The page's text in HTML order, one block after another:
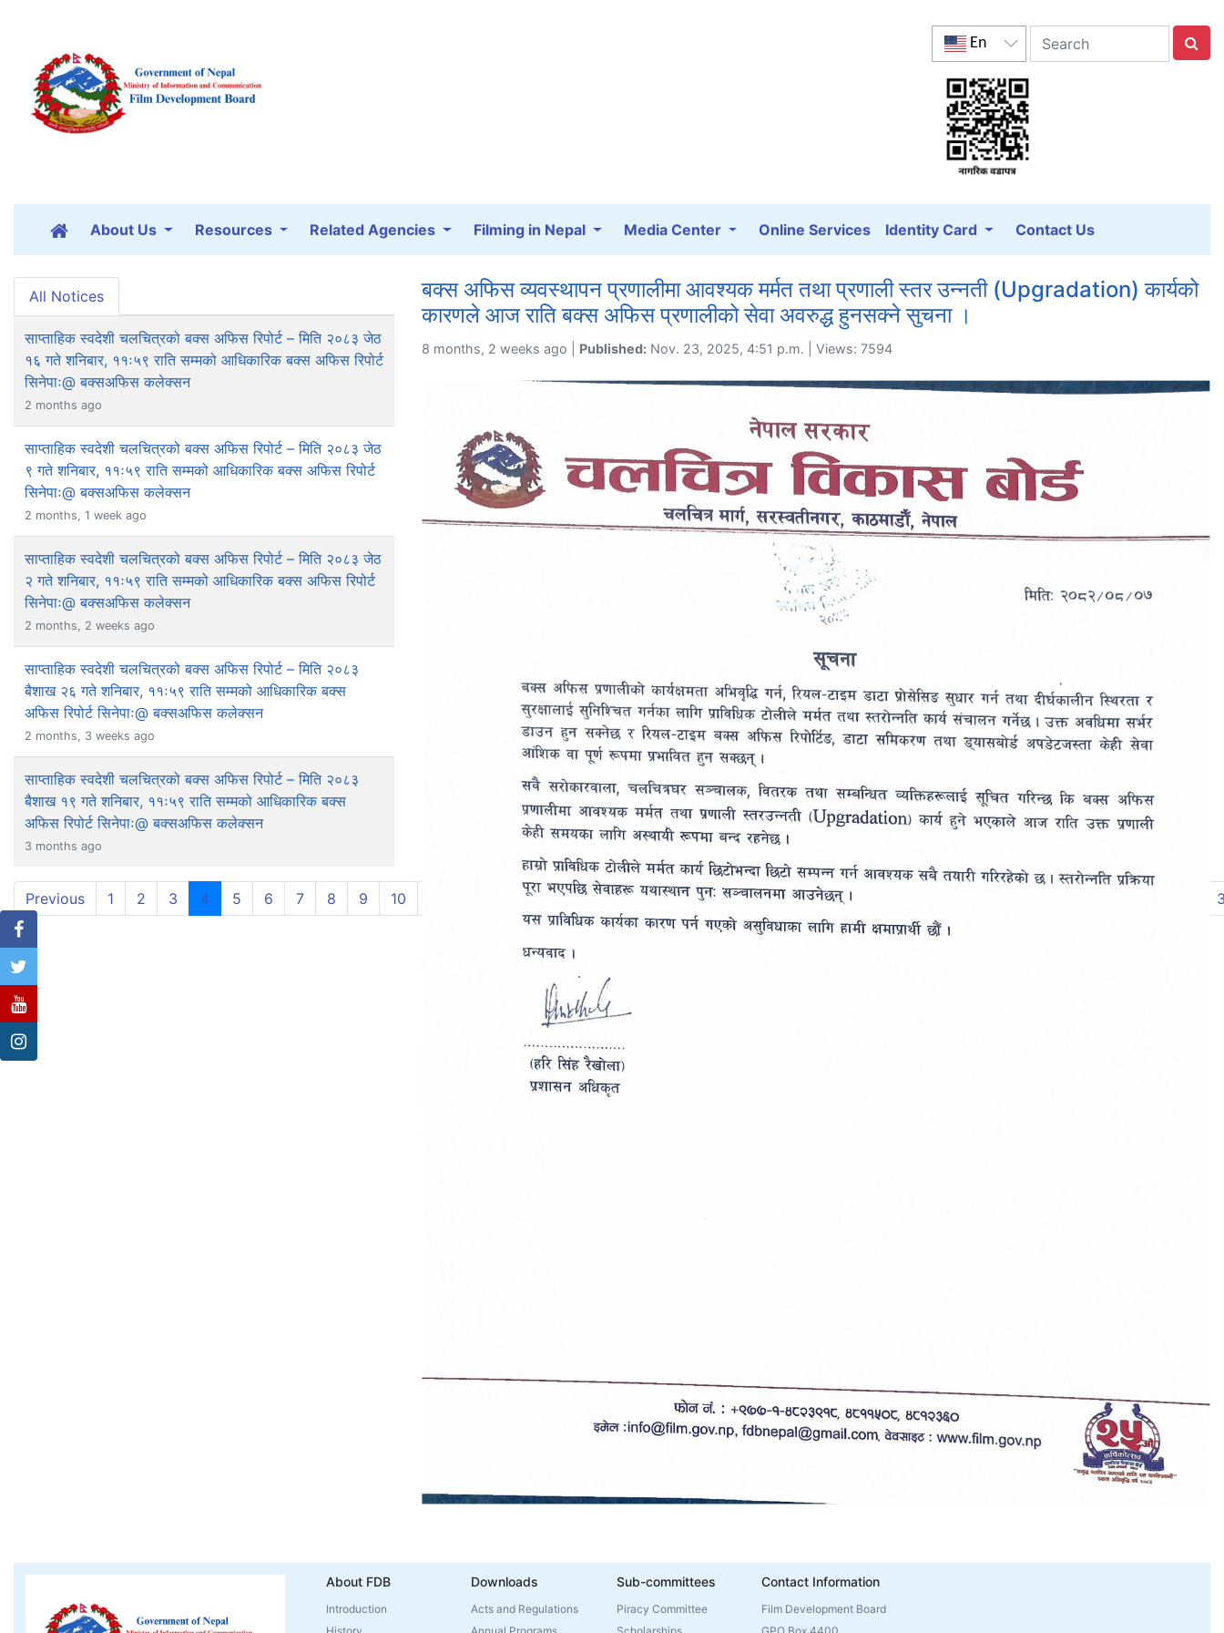
En
About Us Resources Related Agencies Filming in Nepal Media Center Online Services Identity Card Contact Us
All Notices
साप्ताहिक स्वदेशी चलचित्रको बक्स अफिस रिपोर्ट – मिति २०८३ जेठ
१६ गते शनिबार, ११ः५९ राति सम्मको आधिकारिक बक्स अफिस रिपोर्ट
सिनेपाः@ बक्सअफिस कलेक्सन
2 months ago
साप्ताहिक स्वदेशी चलचित्रको बक्स अफिस रिपोर्ट – मिति २०८३ जेठ
९ गते शनिबार, ११ः५९ राति सम्मको आधिकारिक बक्स अफिस रिपोर्ट
सिनेपाः@ बक्सअफिस कलेक्सन
2 months, 1 week ago
साप्ताहिक स्वदेशी चलचित्रको बक्स अफिस रिपोर्ट – मिति २०८३ जेठ
२ गते शनिबार, ११ः५९ राति सम्मको आधिकारिक बक्स अफिस रिपोर्ट
सिनेपाः@ बक्सअफिस कलेक्सन
2 months, 2 weeks ago
साप्ताहिक स्वदेशी चलचित्रको बक्स अफिस रिपोर्ट – मिति २०८३
बैशाख २६ गते शनिबार, ११ः५९ राति सम्मको आधिकारिक बक्स
अफिस रिपोर्ट सिनेपाः@ बक्सअफिस कलेक्सन
2 months, 3 weeks ago
साप्ताहिक स्वदेशी चलचित्रको बक्स अफिस रिपोर्ट – मिति २०८३
बैशाख १९ गते शनिबार, ११ः५९ राति सम्मको आधिकारिक बक्स
अफिस रिपोर्ट सिनेपाः@ बक्सअफिस कलेक्सन
3 months ago
Previous 1 2 3 4 (current)
5 6 7 8 9 10 14 15 16 17 18 19 20 21 22
बक्स अफिस व्यवस्थापन प्रणालीमा आवश्यक मर्मत तथा प्रणाली स्तर उन्नती (Upgradation) कार्यको
कारणले आज राति बक्स अफिस प्रणालीको सेवा अवरुद्ध हुनसक्ने सुचना ।
8 months, 2 weeks ago | Published: Nov. 23, 2025, 4:51 p.m. | Views: 7594
About FDB
Introduction
Downloads
Acts and Regulations
Sub-committees
Piracy Committee
Contact Information
Film Development Board